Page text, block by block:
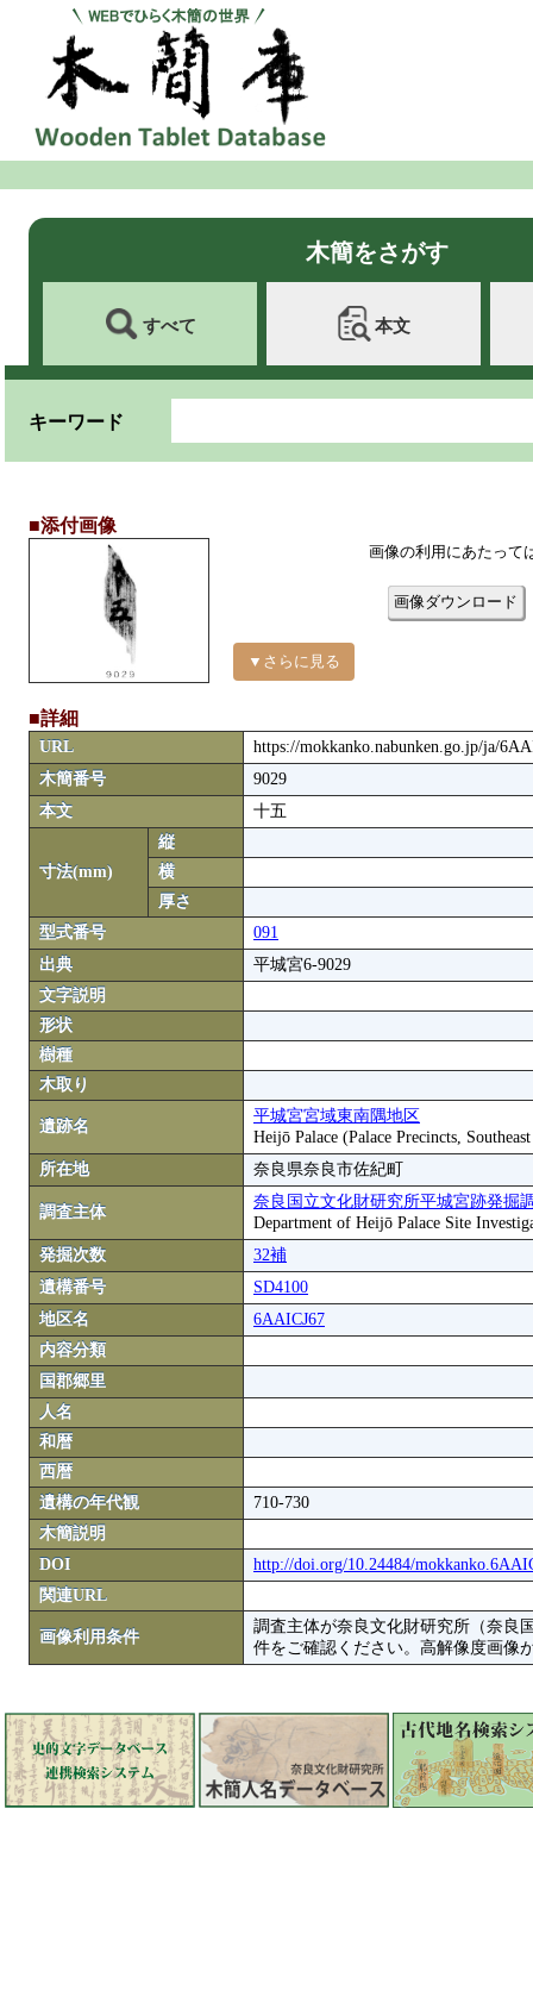
木簡をさがす
すべて 本文
キーワード
■添付画像
▼さらに見る
画像の利用にあたって
画像ダウンロード
■詳細
URL
https://mokkanko.nabunken.go.jp/ja/
木簡番号
9029
本文
十五
寸法(mm)
縦
横
厚さ
型式番号
091
出典
平城宮6-9029
文字説明
形状
樹種
木取り
遺跡名
平城宮宮域東南隅地区
Heijō Palace (Palace Precincts,
所在地
奈良県奈良市佐紀町
調査主体
奈良国立文化財研究所平城宮跡発掘
Department of Heijō Palace Site
発掘次数
32補
遺構番号
SD4100
地区名
6AAICJ67
内容分類
国郡郷里
人名
和暦
西暦
遺構の年代観
710-730
木簡説明
DOI
http://doi.org/10.24484/
関連URL
画像利用条件
調査主体が奈良文化財研究所（奈良
件をご確認ください。高解像度画像